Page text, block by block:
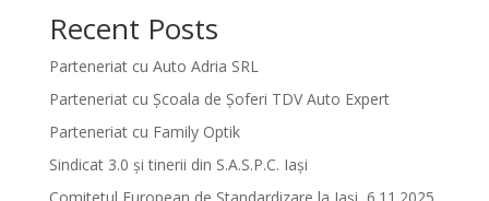
Recent Posts
Parteneriat cu Auto Adria SRL
Parteneriat cu Școala de Șoferi TDV Auto Expert
Parteneriat cu Family Optik
Sindicat 3.0 și tinerii din S.A.S.P.C. Iași